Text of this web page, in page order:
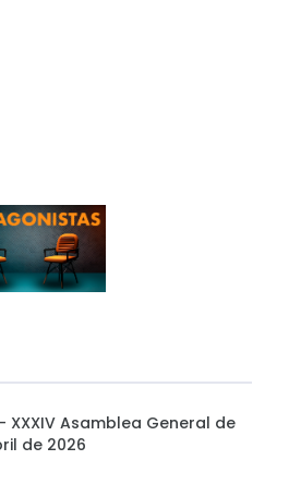
XXXIV Asamblea General de
de 2026